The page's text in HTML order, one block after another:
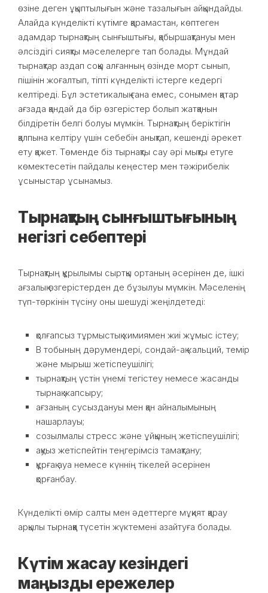
өзіне деген ұқыптылығын және тазалығын айқындайды.
Алайда күнделікті күтімге қарамастан, көптеген
адамдар тырнақтың сынғыштығы, қабыршақтануы мен
әлсіздігі сияқты мәселелерге тап болады. Мұндай
тырнақтар аздап соққы алғанның өзінде морт сынып,
пішінін жоғалтып, тіпті күнделікті істерге кедергі
келтіреді. Бұл эстетикалық ғана емес, сонымен қатар
ағзада қандай да бір өзгерістер болып жатқанын
білдіретін белгі болуы мүмкін. Тырнақтың беріктігін
қалпына келтіру үшін себебін анықтап, кешенді әрекет
ету қажет. Төменде біз тырнақты сау әрі мықты етуге
көмектесетін пайдалы кеңестер мен тәжірибелік
ұсыныстар ұсынамыз.
Тырнақтың сынғыштығының
негізгі себептері
Тырнақтың құрылымы сыртқы ортаның әсерінен де, ішкі
ағзалық өзгерістерден де бұзылуы мүмкін. Мәселенің
түп-төркінін түсіну оны шешуді жеңілдетеді:
қолғапсыз тұрмыстық химиямен жиі жұмыс істеу;
B тобының дәрумендері, сондай-ақ кальций, темір
және мырыш жетіспеушілігі;
тырнақтың үстін үнемі тегістеу немесе жасанды
тырнақ жапсыру;
ағзаның сусыздануы мен қан айналымының
нашарлауы;
созылмалы стресс және ұйқының жетіспеушілігі;
ақуыз жетіспейтін теңгерімсіз тамақтану;
құрғақ ауа немесе күннің тікелей әсерінен
қорғанбау.
Күнделікті өмір салты мен әдеттерге мұқият қарау
арқылы тырнаққа түсетін жүктемені азайтуға болады.
Күтім жасау кезіндегі
маңызды ережелер